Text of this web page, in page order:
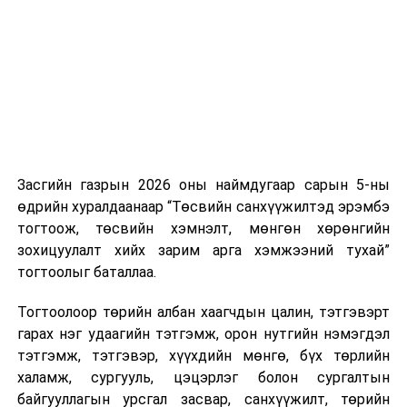
2022.09.29-ний
өдөр Төрийн
хяналт
шалгалтын
нэмэлт,
өөрчлөлт
оруулах тухай
хуулийн
төсөлтэй хамт
Шинэ хууль Францын зах зээлд үйлчилдэг гадаадын
дуудлагын төвүүдэд нөлөөлөхөөр байна. Тухайлбал,
Мароккогийн дуудлагын төвүүдийн орлогын 80 гаруй
хувь Францын зах зээлээс бүрддэг бөгөөд тус улсын
40–50 мянган ажлын байр эрсдэлд орж болзошгүйг
Засгийн газрын 2026 оны наймдугаар сарын 5-ны
өдрийн хуралдаанаар “Төсвийн санхүүжилтэд эрэмбэ
тогтоож, төсвийн хэмнэлт, мөнгөн хөрөнгийн
зохицуулалт хийх зарим арга хэмжээний тухай”
тогтоолыг баталлаа.
Тогтоолоор төрийн албан хаагчдын цалин, тэтгэвэрт
гарах нэг удаагийн тэтгэмж, орон нутгийн нэмэгдэл
тэтгэмж, тэтгэвэр, хүүхдийн мөнгө, бүх төрлийн
халамж, сургууль, цэцэрлэг болон сургалтын
байгууллагын урсгал засвар, санхүүжилт, төрийн